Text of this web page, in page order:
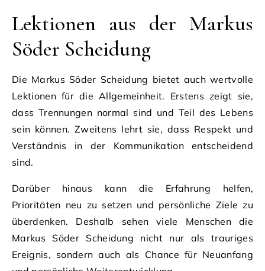
Lektionen aus der Markus
Söder Scheidung
Die Markus Söder Scheidung bietet auch wertvolle
Lektionen für die Allgemeinheit. Erstens zeigt sie,
dass Trennungen normal sind und Teil des Lebens
sein können. Zweitens lehrt sie, dass Respekt und
Verständnis in der Kommunikation entscheidend
sind.
Darüber hinaus kann die Erfahrung helfen,
Prioritäten neu zu setzen und persönliche Ziele zu
überdenken. Deshalb sehen viele Menschen die
Markus Söder Scheidung nicht nur als trauriges
Ereignis, sondern auch als Chance für Neuanfang